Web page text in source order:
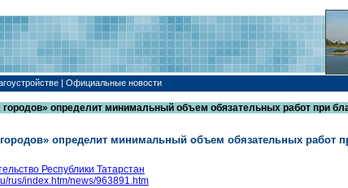
| Официальные новости
определит минимальный объем обязательных работ при
определит минимальный объем обязательных работ
Республики Татарстан
rus/index.htm/news/963891.htm